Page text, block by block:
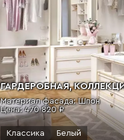
ГАРДЕРОБНАЯ,
Материал фасада: Шпон
Цена:470 820 ₽
Классика Белый